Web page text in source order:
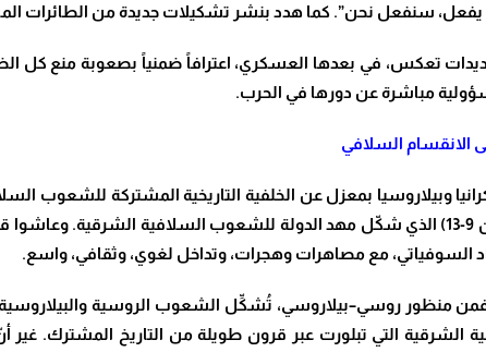
يفعل، سنفعل نحن”. كما هدد بنشر تشكيلات جديدة من الطائرات
تعكس، في بعدها العسكري، اعترافاً ضمنياً بصعوبة منع كل
مباشرة عن دورها في الحرب.
الانقسام السلافي
وبيلاروسيا بمعزل عن الخلفية التاريخية المشتركة للشعوب
يعود إلى اتحاد كييف روس (القرون 9-13) الذي شكّل مهد الدولة للشعوب
السوفياتي، مع مصاهرات وهجرات، وتداخل لغوي، وثقافي، واسع.
منظور روسي–بيلاروسي، تُشكِّل الشعوب الروسية والبيلاروسية
الشرقية التي تبلورت عبر قرون طويلة من التاريخ المشترك.